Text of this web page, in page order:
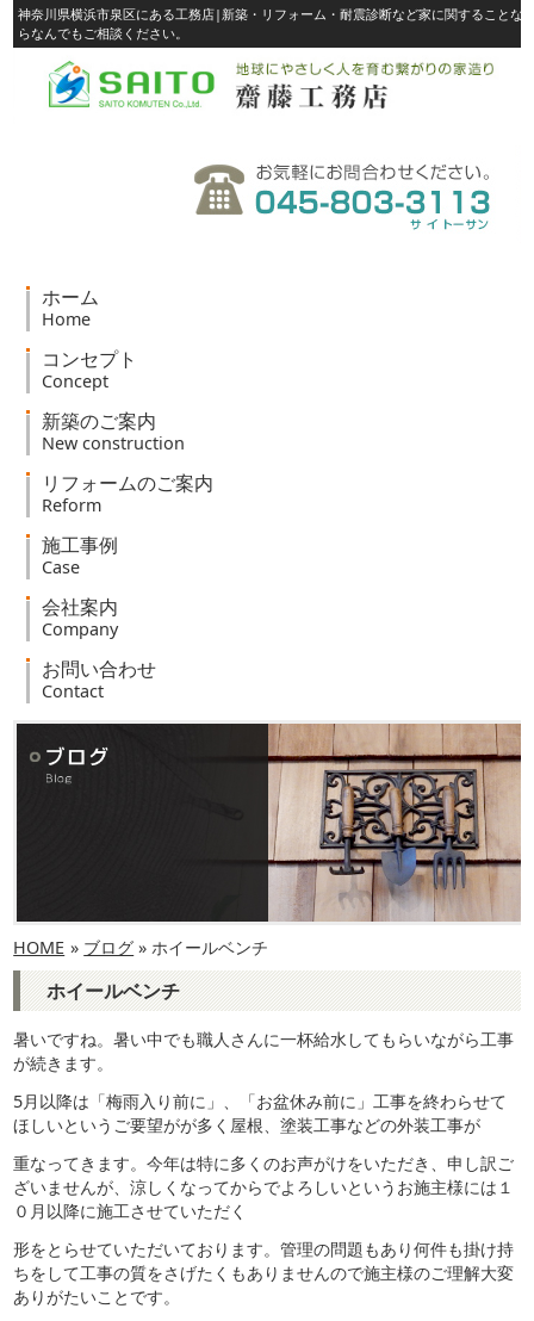
神奈川県横浜市泉区にある工務店|新築・リフォーム・耐震診断など家に関することな
らなんでもご相談ください。
ホーム
Home
コンセプト
Concept
新築のご案内
New construction
リフォームのご案内
Reform
施工事例
Case
会社案内
Company
お問い合わせ
Contact
HOME » ブログ » ホイールベンチ
ホイールベンチ
暑いですね。暑い中でも職人さんに一杯給水してもらいながら工事
が続きます。
5月以降は「梅雨入り前に」、「お盆休み前に」工事を終わらせて
ほしいというご要望がが多く屋根、塗装工事などの外装工事が
重なってきます。今年は特に多くのお声がけをいただき、申し訳ご
ざいませんが、涼しくなってからでよろしいというお施主様には１
０月以降に施工させていただく
形をとらせていただいております。管理の問題もあり何件も掛け持
ちをして工事の質をさげたくもありませんので施主様のご理解大変
ありがたいことです。